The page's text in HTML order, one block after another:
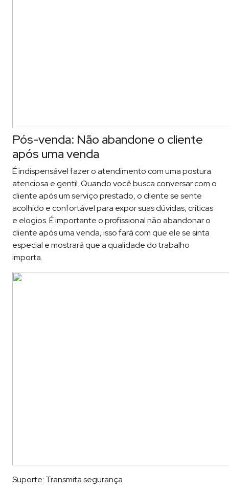
Pós-venda: Não abandone o cliente
após uma venda
É indispensável fazer o atendimento com uma postura
atenciosa e gentil. Quando você busca conversar com o
cliente após um serviço prestado, o cliente se sente
acolhido e confortável para expor suas dúvidas, críticas
e elogios. É importante o profissional não abandonar o
cliente após uma venda, isso fará com que ele se sinta
especial e mostrará que a qualidade do trabalho
importa.
Suporte: Transmita segurança